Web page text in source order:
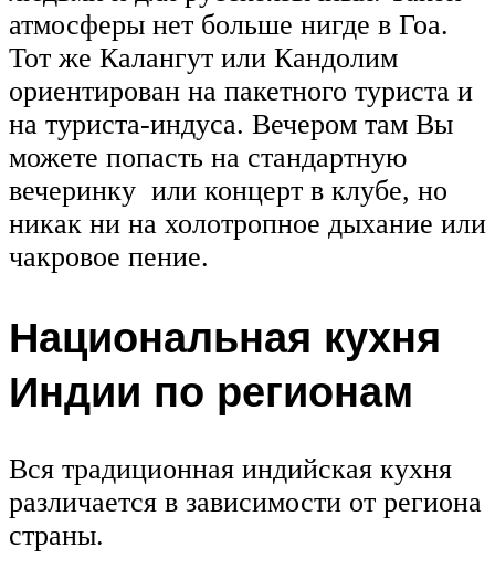
атмосферы нет больше нигде в Гоа.
Тот же Калангут или Кандолим
ориентирован на пакетного туриста и
на туриста-индуса. Вечером там Вы
можете попасть на стандартную
вечеринку или концерт в клубе, но
никак ни на холотропное дыхание или
чакровое пение.
Национальная кухня
Индии по регионам
Вся традиционная индийская кухня
различается в зависимости от региона
страны.